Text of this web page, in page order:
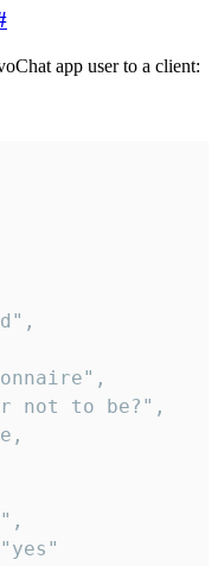
app user to a client: